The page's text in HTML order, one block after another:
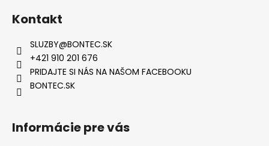
Kontakt
SLUZBY@BONTEC.SK
+421 910 201 676
PRIDAJTE SI NÁS NA NAŠOM FACEBOOKU
BONTEC.SK
Informácie pre vás